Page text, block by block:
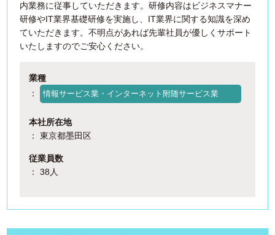
内業務に従事していただきます。研修内容はビジネスマナー
研修やIT業界基礎研修を実施し、IT業界に関する知識を深め
ていただきます。不明点があれば先輩社員が優しくサポート
いたしますのでご安心ください。
業種
：
情報サービス業・インターネット附随サービス業
本社所在地
： 東京都墨田区
従業員数
： 38人